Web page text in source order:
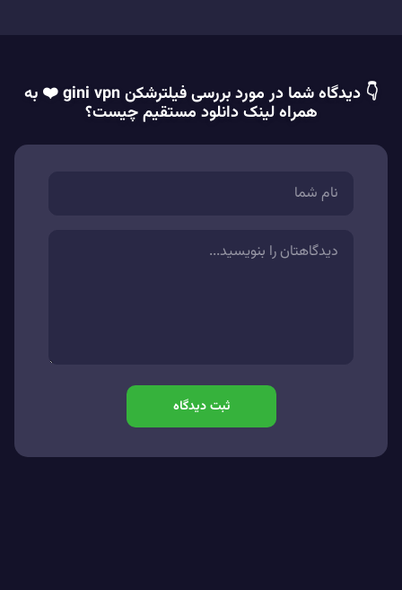
👇 دیدگاه شما در مورد بررسی فیلترشکن gini vpn ❤️ به
همراه لینک دانلود مستقیم چیست؟
ثبت دیدگاه